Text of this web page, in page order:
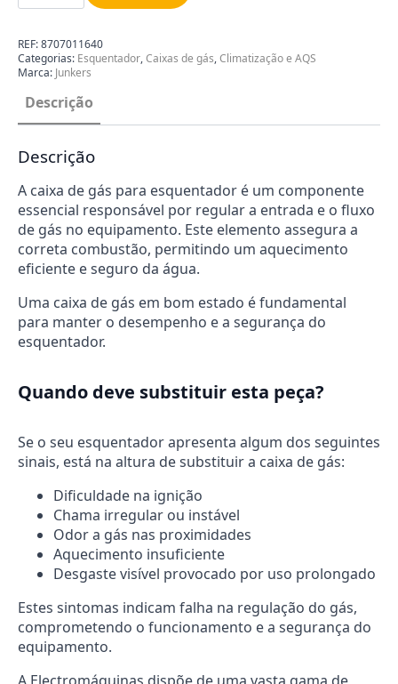
de
para
Esquentador
Junkers
8707011640
REF:8707011640
Categorias: Esquentador,Caixas de gás,Climatização e AQS
Marca: Junkers
Descrição
Descrição
A caixa de gás para esquentador é um componente
essencial responsável por regular a entrada e o fluxo
de gás no equipamento. Este elemento assegura a
correta combustão, permitindo um aquecimento
eficiente e seguro da água.
Uma caixa de gás em bom estado é fundamental
para manter o desempenho e a segurança do
esquentador.
Quando deve substituir esta peça?
Se o seu esquentador apresenta algum dos seguintes
sinais, está na altura de substituir a caixa de gás:
Dificuldade na ignição
Chama irregular ou instável
Odor a gás nas proximidades
Aquecimento insuficiente
Desgaste visível provocado por uso prolongado
Estes sintomas indicam falha na regulação do gás,
comprometendo o funcionamento e a segurança do
equipamento.